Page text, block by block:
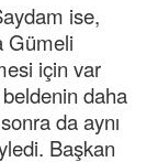
ise,
Gümeli
için var
beldenin daha
da aynı
Başkan